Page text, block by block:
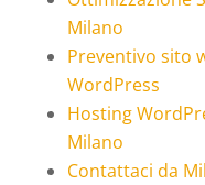
Milano
Preventivo sito
WordPress
Hosting
Milano
Contattaci da